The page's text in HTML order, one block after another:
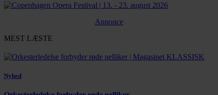
Annonce
MEST LÆSTE
Nyhed